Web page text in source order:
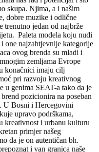
skupa. Njima, a i našim
dobre muzike i odlične
trenutno jedan od najbrže
Paleta modela koju nudi
one najzahtjevnije kategorije
ovog brenda su mladi i
zemljama Evrope
konačnici imaju cilj
pri razvoju kreativnog
u genima SEAT-a tako da je
pozicionira na poseban
U Bosni i Hercegovini
upravo podrškama,
kreativnost i urbanu kulturu
primjer našeg
da je on autentičan bh.
i van granica naše